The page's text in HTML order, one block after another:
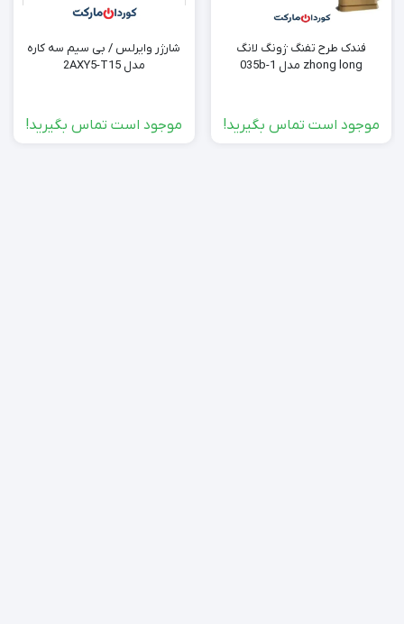
فندک طرح تفنگ ژونگ لانگ
zhong long مدل 035b-1
موجود است تماس بگیرید!
شارژر وایرلس / بی سیم سه کاره
مدل 2AXY5-T15
موجود است تماس بگیرید!